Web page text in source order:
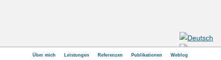
Über mich Leistungen Referenzen Publikationen Weblog